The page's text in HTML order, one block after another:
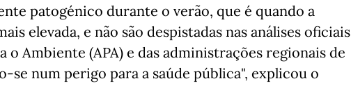
patogénico durante o verão, que é quando a
elevada, e não são despistadas nas análises oficiais
o Ambiente (APA) e das administrações regionais de
se num perigo para a saúde pública", explicou o